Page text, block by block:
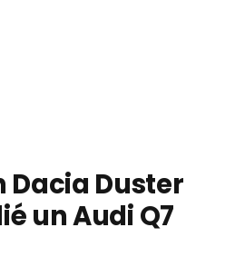
Dacia Duster
un Audi Q7